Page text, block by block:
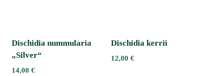
Dischidia nummularia
„Silver“
14,00 €
Dischidia kerrii
12,00 €